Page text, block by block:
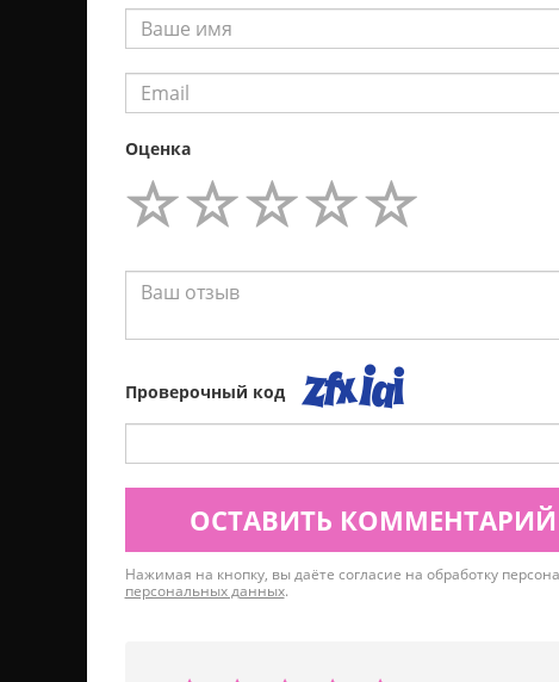
Оценка
Проверочный код
ОСТАВИТЬ КОММЕНТАРИЙ
Нажимая на кнопку, вы даёте согласие на обработку
персональных данных.